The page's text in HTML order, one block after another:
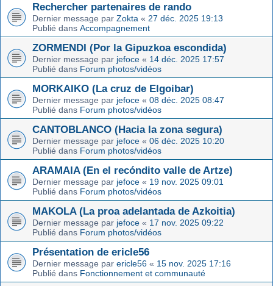
Rechercher partenaires de rando
Dernier message par Zokta « 27 déc. 2025 19:13
Publié dans Accompagnement
ZORMENDI (Por la Gipuzkoa escondida)
Dernier message par jefoce « 14 déc. 2025 17:57
Publié dans Forum photos/vidéos
MORKAIKO (La cruz de Elgoibar)
Dernier message par jefoce « 08 déc. 2025 08:47
Publié dans Forum photos/vidéos
CANTOBLANCO (Hacia la zona segura)
Dernier message par jefoce « 06 déc. 2025 10:20
Publié dans Forum photos/vidéos
ARAMAIA (En el recóndito valle de Artze)
Dernier message par jefoce « 19 nov. 2025 09:01
Publié dans Forum photos/vidéos
MAKOLA (La proa adelantada de Azkoitia)
Dernier message par jefoce « 17 nov. 2025 09:22
Publié dans Forum photos/vidéos
Présentation de ericle56
Dernier message par ericle56 « 15 nov. 2025 17:16
Publié dans Fonctionnement et communauté